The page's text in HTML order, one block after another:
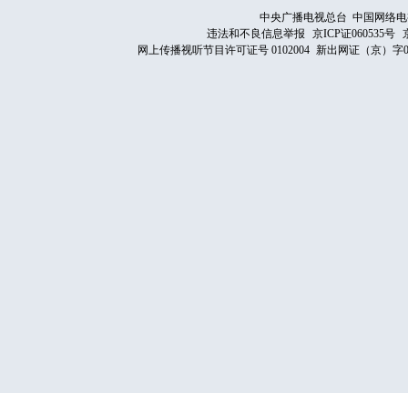
中央广播电视总台 中国网络
违法和不良信息举报
京ICP证060535号
网上传播视听节目许可证号 0102004 新出网证（京）